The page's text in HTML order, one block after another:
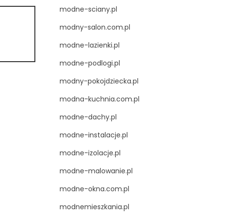
modne-sciany.pl
modny-salon.com.pl
modne-lazienki.pl
modne-podlogi.pl
modny-pokojdziecka.pl
modna-kuchnia.com.pl
modne-dachy.pl
modne-instalacje.pl
modne-izolacje.pl
modne-malowanie.pl
modne-okna.com.pl
modnemieszkania.pl